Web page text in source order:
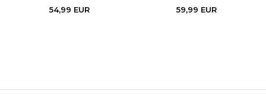
54,99 EUR 59,99 EUR